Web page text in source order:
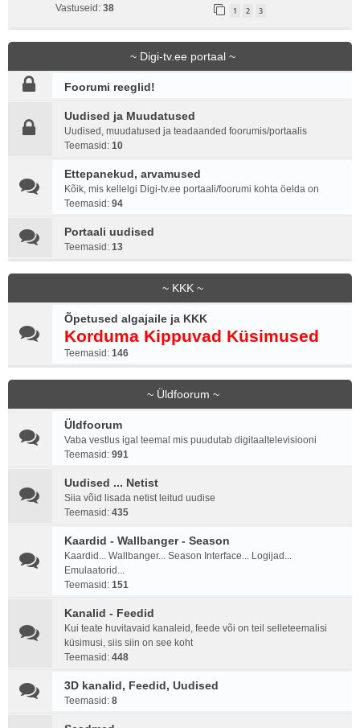
Vastuseid: 38 1 2 3
~ Digi-tv.ee portaal ~
Foorumi reeglid!
Uudised ja Muudatused
Uudised, muudatused ja teadaanded foorumis/portaalis
Teemasid: 10
Ettepanekud, arvamused
Kõik, mis kellelgi Digi-tv.ee portaali/foorumi kohta öelda on
Teemasid: 94
Portaali uudised
Teemasid: 13
~ KKK ~
Õpetused algajaile ja KKK
Korduma Kippuvad Küsimused
Teemasid: 146
~ Üldfoorum ~
Üldfoorum
Vaba vestlus igal teemal mis puudutab digitaaltelevisiooni
Teemasid: 991
Uudised ... Netist
Siia võid lisada netist leitud uudise
Teemasid: 435
Kaardid - Wallbanger - Season
Kaardid... Wallbanger... Season Interface... Logijad...
Emulaatorid...
Teemasid: 151
Kanalid - Feedid
Kui teate huvitavaid kanaleid, feede või on teil selleteemalisi
küsimusi, siis siin on see koht
Teemasid: 448
3D kanalid, Feedid, Uudised
Teemasid: 8